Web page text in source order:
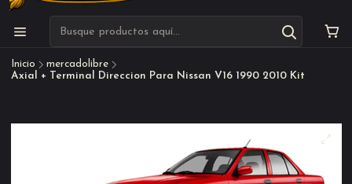
Inicio
mercadolibre
Axial + Terminal Direccion Para Nissan V16 1990 2010 Kit